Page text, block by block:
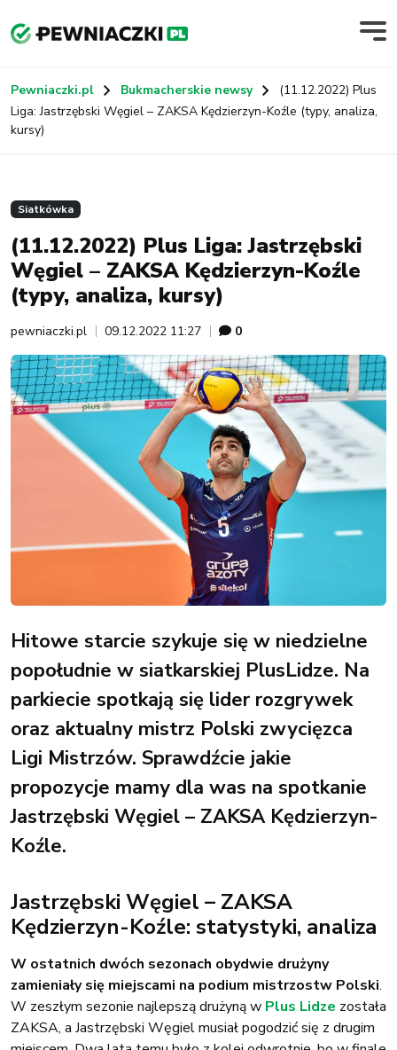
Pewniaczki.pl Bukmacherskie newsy
(11.12.2022) Plus
Liga: Jastrzębski Węgiel – ZAKSA Kędzierzyn-Koźle (typy, analiza,
kursy)
Siatkówka
(11.12.2022) Plus Liga: Jastrzębski
Węgiel – ZAKSA Kędzierzyn-Koźle
(typy, analiza, kursy)
pewniaczki.pl 09.12.2022 11:27 0
Hitowe starcie szykuje się w niedzielne
popołudnie w siatkarskiej PlusLidze. Na
parkiecie spotkają się lider rozgrywek
oraz aktualny mistrz Polski zwycięzca
Ligi Mistrzów. Sprawdźcie jakie
propozycje mamy dla was na spotkanie
Jastrzębski Węgiel – ZAKSA Kędzierzyn-
Koźle.
Jastrzębski Węgiel – ZAKSA
Kędzierzyn-Koźle: statystyki, analiza
W ostatnich dwóch sezonach obydwie drużyny
zamieniały się miejscami na podium mistrzostw Polski.
W zeszłym sezonie najlepszą drużyną w Plus Lidze została
ZAKSA, a Jastrzębski Węgiel musiał pogodzić się z drugim